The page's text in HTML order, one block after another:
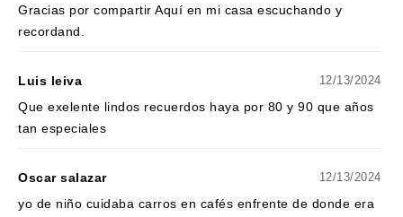
Gracias por compartir Aquí en mi casa escuchando y
recordand.
Luis leiva 12/13/2024
Que exelente lindos recuerdos haya por 80 y 90 que años
tan especiales
Oscar salazar 12/13/2024
yo de niño cuidaba carros en cafés enfrente de donde era